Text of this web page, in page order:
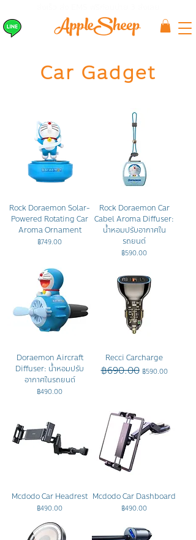
Car Gadget
Rock Doraemon Solar-
Powered Rotating Car
Aroma Ornament
ราคา
฿749.00
Rock Doraemon Car
Cabel Aroma Diffuser:
น้ำหอมปรับอากาศใน
รถยนต์
ราคา
฿590.00
Doraemon Aircraft
Diffuser: น้ำหอมปรับ
อากาศในรถยนต์
ราคา
฿490.00
Recci Carcharge
ราคาปกติ
฿690.00 ราคาขายลด
฿590.00
Mcdodo Car Headrest
ราคา
฿490.00
Mcdodo Car Dashboard
ราคา
฿490.00